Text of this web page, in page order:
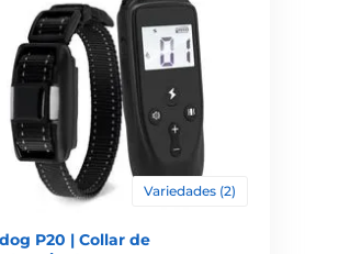
Variedades (2)
P20 | Collar de